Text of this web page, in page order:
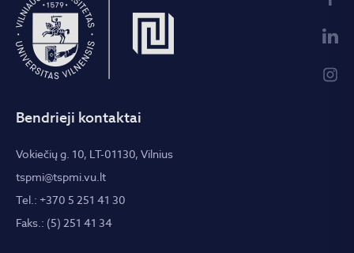
Bendrieji kontaktai
Vokiečių g. 10, LT-01130, Vilnius
tspmi@tspmi.vu.lt
Tel.: +370 5 251 41 30
Faks.: (5) 251 41 34